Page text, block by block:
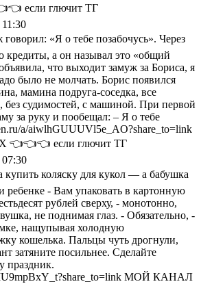
если глючит ТГ
«Я о тебе позабочусь». Через
кредиты, а он называл это «общий
что выходит замуж за Бориса, я
было не молчать. Борис появился
мамина подруга-соседка, все
судимостей, с машиной. При первой
за руку и пообещал: – Я о тебе
a/aiwlhGUUUVl5e_AO?share_to=link
если глючит ТГ
коляску для кукол — а бабушка
ребенке - Вам упаковать в картонную
рублей сверху, - монотонно,
не поднимая глаз. - Обязательно, -
нащупывая холодную
кошелька. Пальцы чуть дрогнули,
затяните посильнее. Сделайте
праздник.
МОЙ КАНАЛ